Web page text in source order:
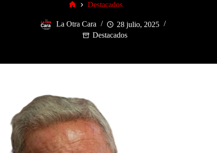
Destacados
La Otra Cara
28 julio, 2025
Destacados